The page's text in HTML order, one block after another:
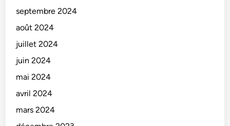
septembre 2024
août 2024
juillet 2024
juin 2024
mai 2024
avril 2024
mars 2024